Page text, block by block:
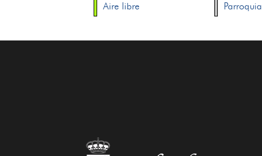
Aire libre
Parroquia